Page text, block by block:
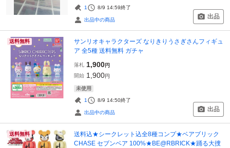
1 8/9 14:59終了
出品中の商品 出品
送料無料
サンリオキャラクターズ なりきりうさぎさんフィギュ
ア 全5種 送料無料 ガチャ
落札 1,900円
開始 1,900円
未使用
1 8/9 14:50終了
出品中の商品 出品
送料無料
送料込★シークレット込全8種コンプ★ベアブリック
CHASE セブンベア 100%★BE@RBRICK★踊る大捜